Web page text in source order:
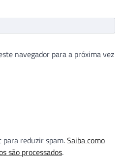
navegador para a próxima vez
reduzir spam.Saiba como
são processados.